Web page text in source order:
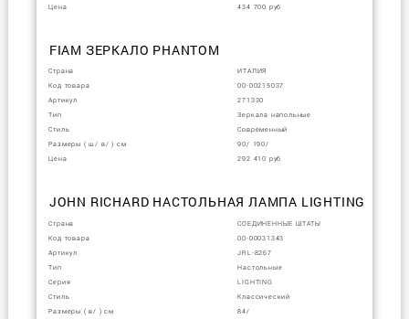
Цена
434 700 руб
FIAM ЗЕРКАЛО PHANTOM
Страна
ИТАЛИЯ
Код товара
00-00215037
Артикул
271330
Тип
Зеркала напольные
Стиль
Современный
Размеры ( ш/ в/ ) см
90/ 190/
Цена
292 410 руб
JOHN RICHARD НАСТОЛЬНАЯ ЛАМПА LIGHTING
Страна
СОЕДИНЕННЫЕ ШТАТЫ
Код товара
00-00031343
Артикул
JRL-8267
Тип
Настольные
Серия
LIGHTING
Стиль
Классический
Размеры ( в/ ) см
84/